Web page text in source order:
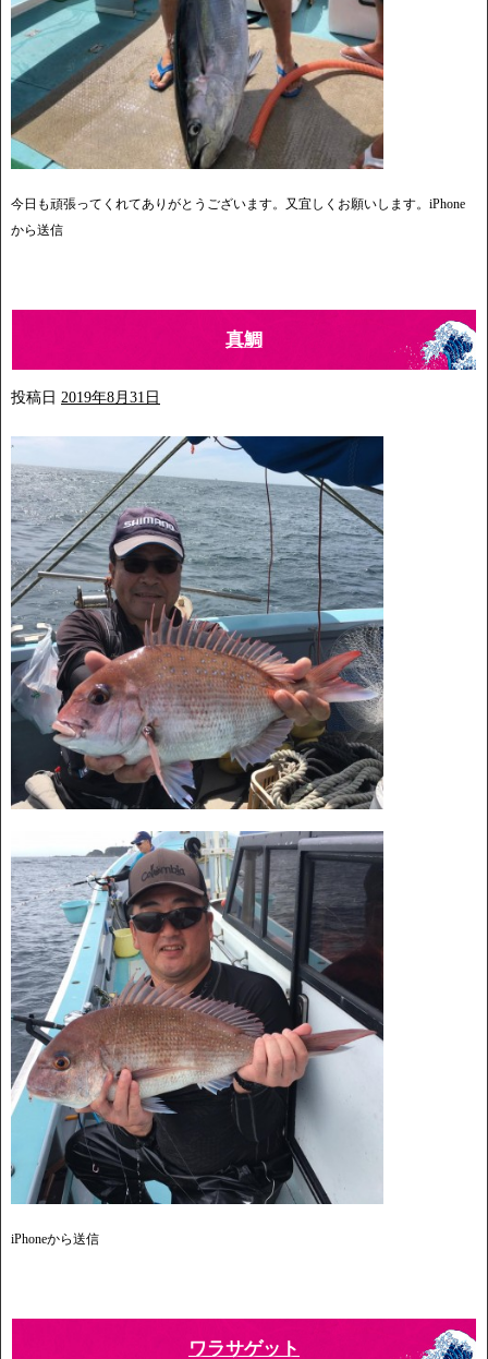
今日も頑張ってくれてありがとうございます。又宜しくお願いします。iPhone
から送信
真鯛
投稿日 2019年8月31日
iPhoneから送信
ワラサゲット